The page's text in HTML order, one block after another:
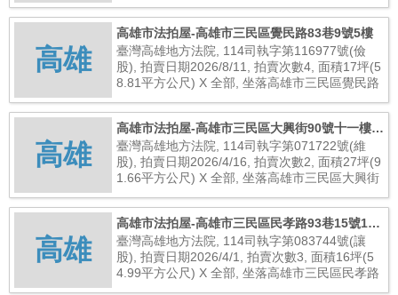
高雄
高雄市法拍屋-高雄市三民區覺民路83巷9號5樓
臺灣高雄地方法院, 114司執字第116977號(儉
股), 拍賣日期2026/8/11, 拍賣次數4, 面積17坪(5
8.81平方公尺) X 全部, 坐落高雄市三民區覺民路
高雄
高雄市法拍屋-高雄市三民區大興街90號十一樓之
1
臺灣高雄地方法院, 114司執字第071722號(維
股), 拍賣日期2026/4/16, 拍賣次數2, 面積27坪(9
1.66平方公尺) X 全部, 坐落高雄市三民區大興街
高雄
高雄市法拍屋-高雄市三民區民孝路93巷15號10
樓
臺灣高雄地方法院, 114司執字第083744號(讓
股), 拍賣日期2026/4/1, 拍賣次數3, 面積16坪(5
4.99平方公尺) X 全部, 坐落高雄市三民區民孝路